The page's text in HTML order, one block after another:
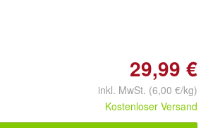
29,99 €
inkl. MwSt. (6,00 €/kg)
Kostenloser Versand